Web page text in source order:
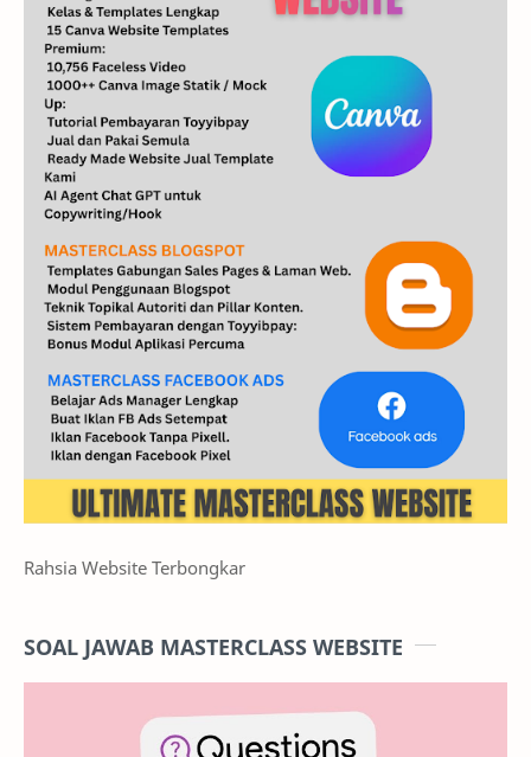
Rahsia Website Terbongkar
SOAL JAWAB MASTERCLASS WEBSITE